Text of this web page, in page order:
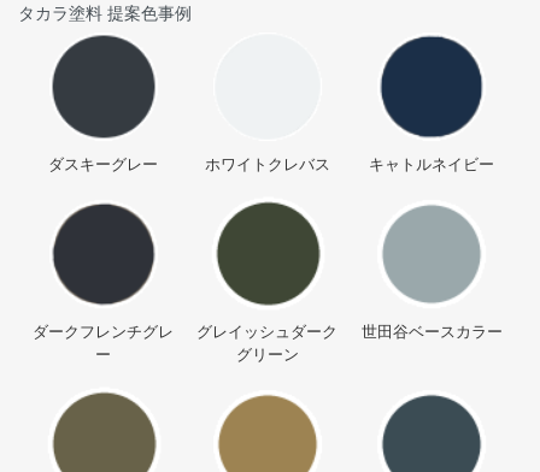
タカラ塗料 提案色事例
ダスキーグレー ホワイトクレバス キャトルネイビー
ダークフレンチグレ
ー
グレイッシュダーク
グリーン
世田谷ベースカラー